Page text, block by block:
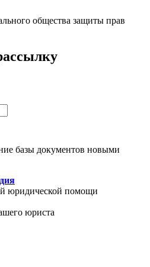
общества защиты прав
базы документов новыми
юридической помощи
юриста